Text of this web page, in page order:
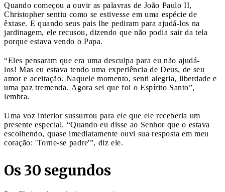
Quando começou a ouvir as palavras de João Paulo II,
Christopher sentiu como se estivesse em uma espécie de
êxtase. E quando seus pais lhe pediram para ajudá-los na
jardinagem, ele recusou, dizendo que não podia sair da tela
porque estava vendo o Papa.
“Eles pensaram que era uma desculpa para eu não ajudá-
los! Mas eu estava tendo uma experiência de Deus, de seu
amor e aceitação. Naquele momento, senti alegria, liberdade e
uma paz tremenda. Agora sei que foi o Espírito Santo”,
lembra.
Uma voz interior sussurrou para ele que ele receberia um
presente especial. “Quando eu disse ao Senhor que o estava
escolhendo, quase imediatamente ouvi sua resposta em meu
coração: 'Torne-se padre'”, diz ele.
Os 30 segundos